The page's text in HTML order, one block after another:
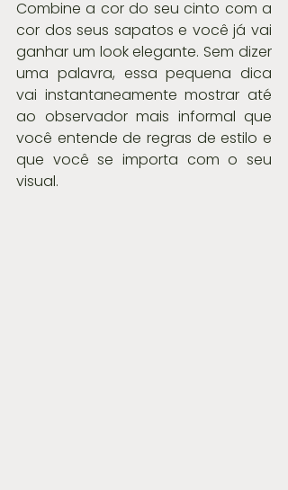
Combine a cor do seu cinto com a
cor dos seus sapatos e você já vai
ganhar um look elegante. Sem dizer
uma palavra, essa pequena dica
vai instantaneamente mostrar até
ao observador mais informal que
você entende de regras de estilo e
que você se importa com o seu
visual.